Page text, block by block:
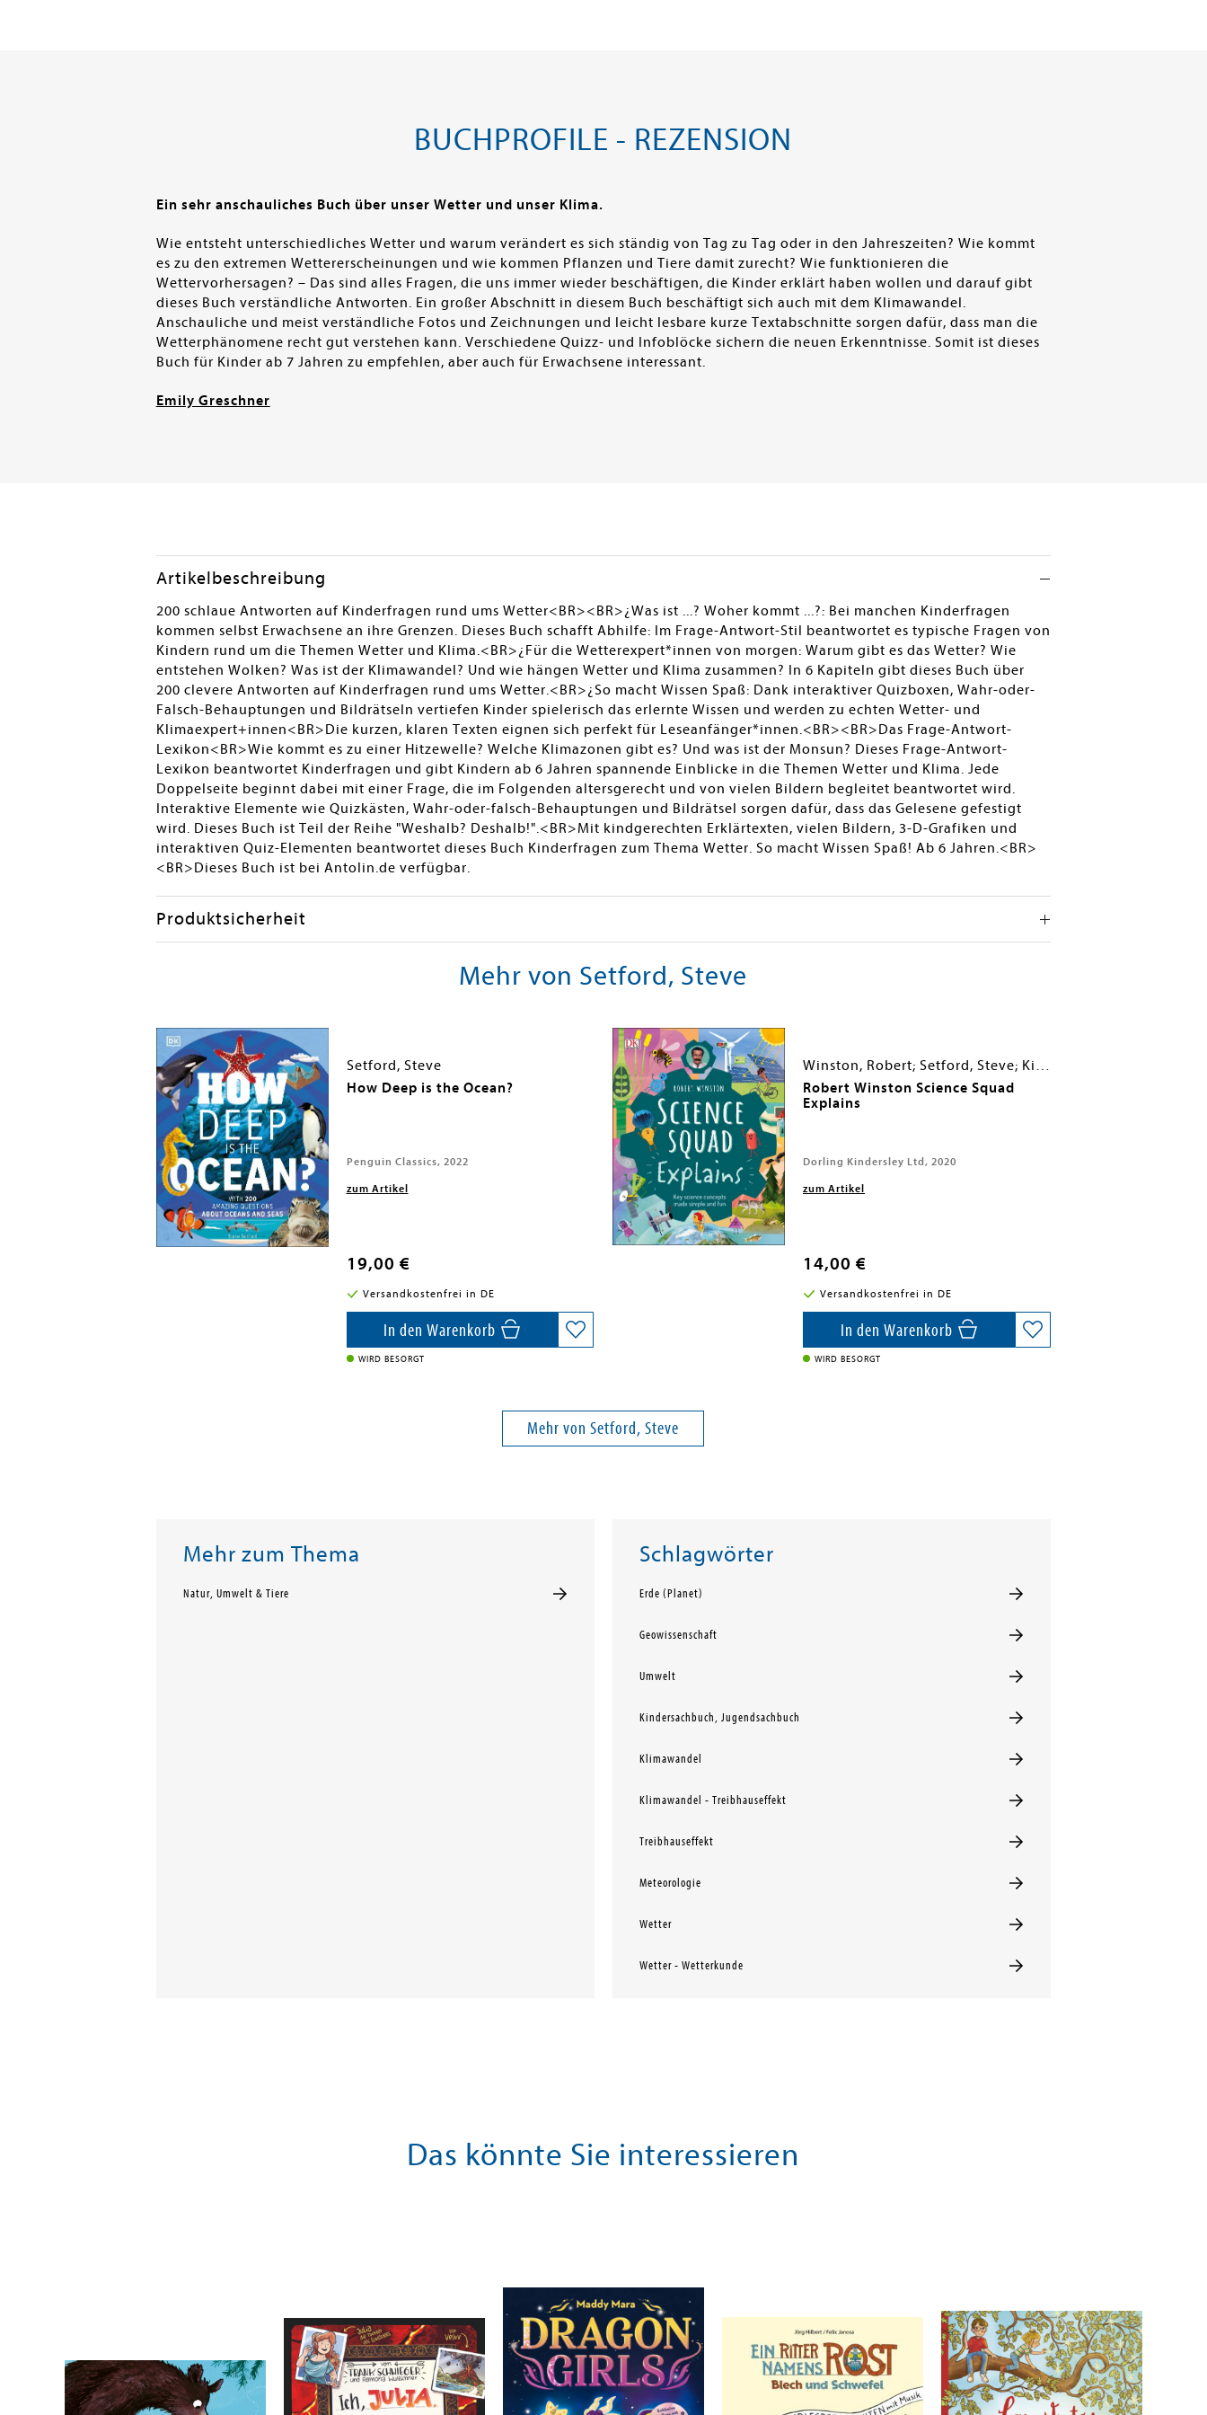
BUCHPROFILE - REZENSION
Ein sehr anschauliches Buch über unser Wetter und unser Klima.
Wie entsteht unterschiedliches Wetter und warum verändert es sich ständig von Tag zu Tag oder in den Jahreszeiten? Wie kommt
es zu den extremen Wettererscheinungen und wie kommen Pflanzen und Tiere damit zurecht? Wie funktionieren die
Wettervorhersagen? – Das sind alles Fragen, die uns immer wieder beschäftigen, die Kinder erklärt haben wollen und darauf gibt
dieses Buch verständliche Antworten. Ein großer Abschnitt in diesem Buch beschäftigt sich auch mit dem Klimawandel.
Anschauliche und meist verständliche Fotos und Zeichnungen und leicht lesbare kurze Textabschnitte sorgen dafür, dass man die
Wetterphänomene recht gut verstehen kann. Verschiedene Quizz- und Infoblöcke sichern die neuen Erkenntnisse. Somit ist dieses
Buch für Kinder ab 7 Jahren zu empfehlen, aber auch für Erwachsene interessant.
Emily Greschner
Artikelbeschreibung
200 schlaue Antworten auf Kinderfragen rund ums Wetter<BR><BR>¿Was ist ...? Woher kommt ...?: Bei manchen Kinderfragen
kommen selbst Erwachsene an ihre Grenzen. Dieses Buch schafft Abhilfe: Im Frage-Antwort-Stil beantwortet es typische Fragen von
Kindern rund um die Themen Wetter und Klima.<BR>¿Für die Wetterexpert*innen von morgen: Warum gibt es das Wetter? Wie
entstehen Wolken? Was ist der Klimawandel? Und wie hängen Wetter und Klima zusammen? In 6 Kapiteln gibt dieses Buch über
200 clevere Antworten auf Kinderfragen rund ums Wetter.<BR>¿So macht Wissen Spaß: Dank interaktiver Quizboxen, Wahr-oder-
Falsch-Behauptungen und Bildrätseln vertiefen Kinder spielerisch das erlernte Wissen und werden zu echten Wetter- und
Klimaexpert+innen<BR>Die kurzen, klaren Texten eignen sich perfekt für Leseanfänger*innen.<BR><BR>Das Frage-Antwort-
Lexikon<BR>Wie kommt es zu einer Hitzewelle? Welche Klimazonen gibt es? Und was ist der Monsun? Dieses Frage-Antwort-
Lexikon beantwortet Kinderfragen und gibt Kindern ab 6 Jahren spannende Einblicke in die Themen Wetter und Klima. Jede
Doppelseite beginnt dabei mit einer Frage, die im Folgenden altersgerecht und von vielen Bildern begleitet beantwortet wird.
Interaktive Elemente wie Quizkästen, Wahr-oder-falsch-Behauptungen und Bildrätsel sorgen dafür, dass das Gelesene gefestigt
wird. Dieses Buch ist Teil der Reihe "Weshalb? Deshalb!".<BR>Mit kindgerechten Erklärtexten, vielen Bildern, 3-D-Grafiken und
interaktiven Quiz-Elementen beantwortet dieses Buch Kinderfragen zum Thema Wetter. So macht Wissen Spaß! Ab 6 Jahren.<BR>
<BR>Dieses Buch ist bei Antolin.de verfügbar.
Produktsicherheit
Mehr von Setford, Steve
Setford, Steve
How Deep is the Ocean?
Penguin Classics, 2022
zum Artikel
19,00 €
Versandkostenfrei in DE
In den Warenkorb
WIRD BESORGT
Winston, Robert; Setford, Steve; Kirkpatrick, Trent
Robert Winston Science Squad
Explains
Dorling Kindersley Ltd, 2020
zum Artikel
14,00 €
Versandkostenfrei in DE
In den Warenkorb
WIRD BESORGT
Mehr von Setford, Steve
Mehr zum Thema
Natur, Umwelt & Tiere
Schlagwörter
Erde (Planet)
Geowissenschaft
Umwelt
Kindersachbuch, Jugendsachbuch
Klimawandel
Klimawandel - Treibhauseffekt
Treibhauseffekt
Meteorologie
Wetter
Wetter - Wetterkunde
Das könnte Sie interessieren